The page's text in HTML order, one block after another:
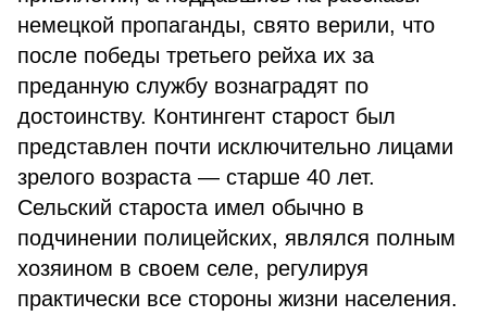
немецкой пропаганды, свято верили, что
после победы третьего рейха их за
преданную службу вознаградят по
достоинству. Контингент старост был
представлен почти исключительно лицами
зрелого возраста — старше 40 лет.
Сельский староста имел обычно в
подчинении полицейских, являлся полным
хозяином в своем селе, регулируя
практически все стороны жизни населения.